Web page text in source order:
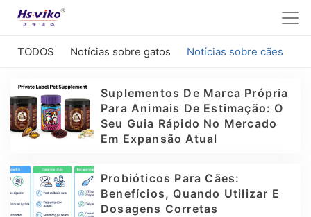
TODOS Notícias sobre gatos Notícias sobre cães
Suplementos De Marca Própria
Para Animais De Estimação: O
Seu Guia Rápido No Mercado
Em Expansão Atual
Probióticos Para Cães:
Benefícios, Quando Utilizar E
Dosagens Corretas